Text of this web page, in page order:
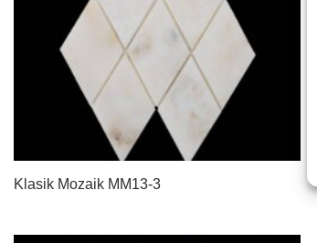
Klasik Mozaik MM13-3